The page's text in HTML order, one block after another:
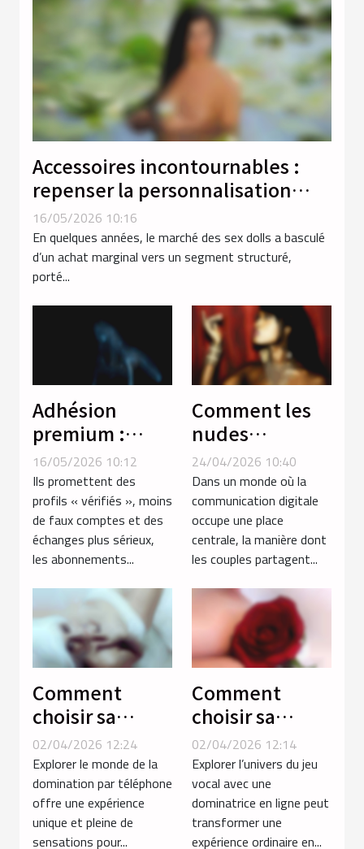
Accessoires incontournables :
repenser la personnalisation
dans l’expérience des sex dolls
16/05/2026 10:16
En quelques années, le marché des sex dolls a basculé
d’un achat marginal vers un segment structuré,
porté...
Adhésion
premium :
promesse
d’authenticité
ou simple filtre
parmi les
profils ?
16/05/2026 10:12
Ils promettent des
profils « vérifiés », moins
de faux comptes et des
échanges plus sérieux,
les abonnements...
Comment les
nudes
influencent-ils
la dynamique
des relations
amoureuses ?
24/04/2026 10:40
Dans un monde où la
communication digitale
occupe une place
centrale, la manière dont
les couples partagent...
Comment
choisir sa
séance de
domination par
téléphone
pour une
expérience
02/04/2026 12:24
Explorer le monde de la
domination par téléphone
offre une expérience
unique et pleine de
sensations pour...
Comment
choisir sa
dominatrice en
ligne pour un
jeu vocal
inoubliable ?
02/04/2026 12:14
Explorer l’univers du jeu
vocal avec une
dominatrice en ligne peut
transformer une
expérience ordinaire en...